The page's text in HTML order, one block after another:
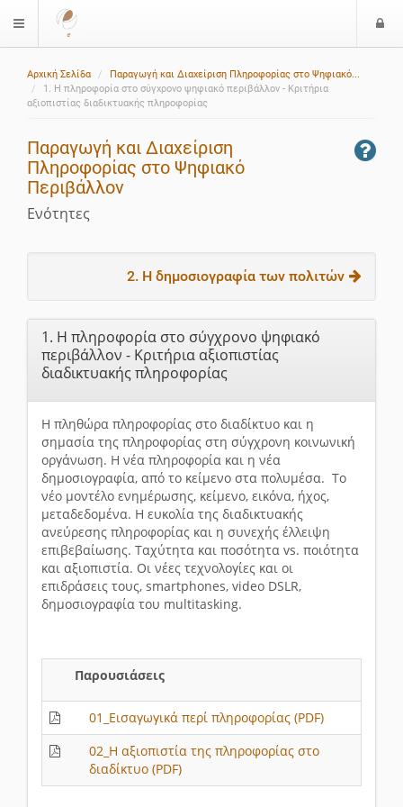
$langMenu
Αρχική Σελίδα
Παραγωγή και Διαχείριση Πληροφορίας στο Ψηφιακό...
1. Η πληροφορία στο σύγχρονο ψηφιακό περιβάλλον - Κριτήρια
αξιοπιστίας διαδικτυακής πληροφορίας
Παραγωγή και Διαχείριση
Πληροφορίας στο Ψηφιακό
Περιβάλλον
Ενότητες
2. Η δημοσιογραφία των πολιτών
1. Η πληροφορία στο σύγχρονο ψηφιακό
περιβάλλον - Κριτήρια αξιοπιστίας
διαδικτυακής πληροφορίας
Η πληθώρα πληροφορίας στο διαδίκτυο και η
σημασία της πληροφορίας στη σύγχρονη κοινωνική
οργάνωση. Η νέα πληροφορία και η νέα
δημοσιογραφία, από το κείμενο στα πολυμέσα. Το
νέο μοντέλο ενημέρωσης, κείμενο, εικόνα, ήχος,
μεταδεδομένα. Η ευκολία της διαδικτυακής
ανεύρεσης πληροφορίας και η συνεχής έλλειψη
επιβεβαίωσης. Ταχύτητα και ποσότητα vs. ποιότητα
και αξιοπιστία. Οι νέες τεχνολογίες και οι
επιδράσεις τους, smartphones, video DSLR,
δημοσιογραφία του multitasking.
Παρουσιάσεις
01_Εισαγωγικά περί πληροφορίας (PDF)
02_Η αξιοπιστία της πληροφορίας στο
διαδίκτυο (PDF)